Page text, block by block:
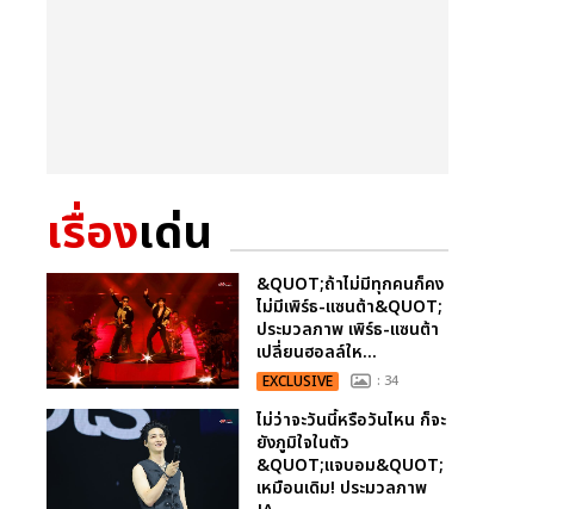
เรื่องเด่น
&QUOT;ถ้าไม่มีทุกคนก็คง
ไม่มีเพิร์ธ-แซนต้า&QUOT;
ประมวลภาพ เพิร์ธ-แซนต้า
เปลี่ยนฮอลล์ให...
EXCLUSIVE : 34
ไม่ว่าจะวันนี้หรือวันไหน ก็จะ
ยังภูมิใจในตัว
&QUOT;แจบอม&QUOT;
เหมือนเดิม! ประมวลภาพ